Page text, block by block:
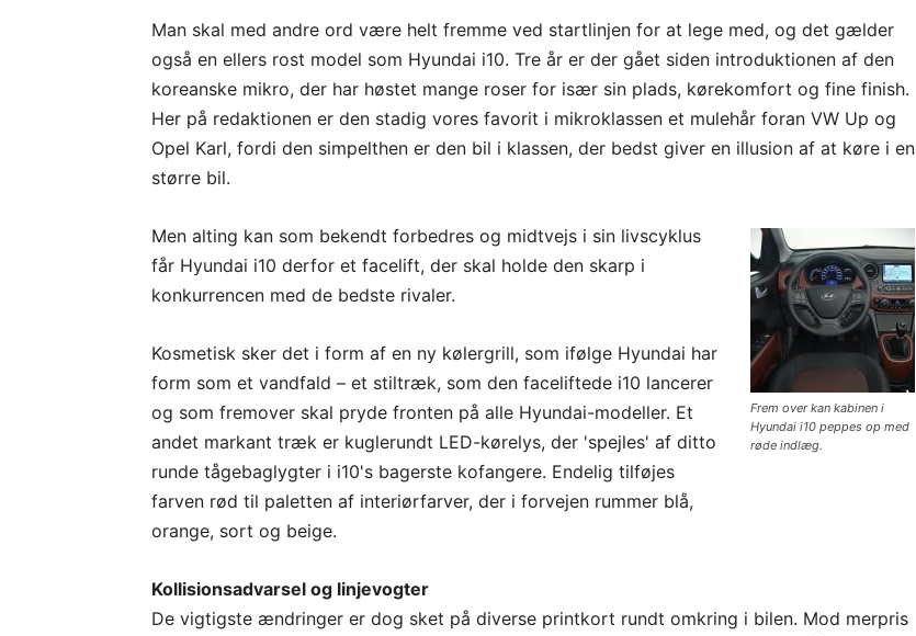
Man skal med andre ord være helt fremme ved startlinjen for at lege med, og det gælder
også en ellers rost model som Hyundai i10. Tre år er der gået siden introduktionen af den
koreanske mikro, der har høstet mange roser for især sin plads, kørekomfort og fine finish.
Her på redaktionen er den stadig vores favorit i mikroklassen et mulehår foran VW Up og
Opel Karl, fordi den simpelthen er den bil i klassen, der bedst giver en illusion af at køre i en
større bil.
Frem over kan kabinen i
Hyundai i10 peppes op med
røde indlæg.
Men alting kan som bekendt forbedres og midtvejs i sin livscyklus
får Hyundai i10 derfor et facelift, der skal holde den skarp i
konkurrencen med de bedste rivaler.
Kosmetisk sker det i form af en ny kølergrill, som ifølge Hyundai har
form som et vandfald – et stiltræk, som den faceliftede i10 lancerer
og som fremover skal pryde fronten på alle Hyundai-modeller. Et
andet markant træk er kuglerundt LED-kørelys, der 'spejles' af ditto
runde tågebaglygter i i10's bagerste kofangere. Endelig tilføjes
farven rød til paletten af interiørfarver, der i forvejen rummer blå,
orange, sort og beige.
Kollisionsadvarsel og linjevogter
De vigtigste ændringer er dog sket på diverse printkort rundt omkring i bilen. Mod merpris